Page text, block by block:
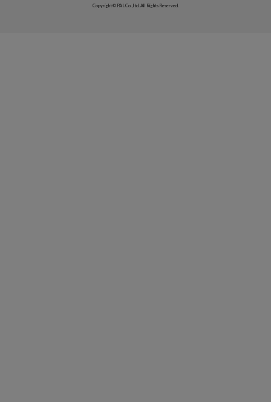
Copyright © PAL Co.,ltd. All Rights Reserved.